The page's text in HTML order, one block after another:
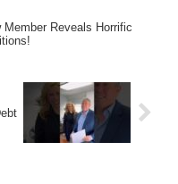
Member Reveals Horrific